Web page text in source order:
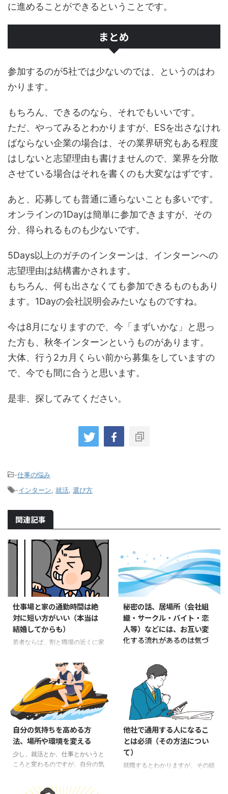
に進めることができるということです。
まとめ
参加するのが5社では少ないのでは、というのはわ
かります。
もちろん、できるのなら、それでもいいです。
ただ、やってみるとわかりますが、ESを出さなけれ
ばならない企業の場合は、その業界研究もある程度
はしないと志望理由も書けませんので、業界を分散
させている場合はそれを書くのも大変なはずです。
あと、応募しても普通に通らないことも多いです。
オンラインの1Dayは簡単に参加できますが、その
分、得られるものも少ないです。
5Days以上のガチのインターンは、インターンへの
志望理由は結構書かされます。
もちろん、何も出さなくても参加できるものもあり
ます。1Dayの会社説明会みたいなものですね。
今は8月になりますので、今「まずいかな」と思っ
た方も、秋冬インターンというものがあります。
大体、行う2カ月くらい前から募集をしていますの
で、今でも間に合うと思います。
是非、探してみてください。
-仕事の悩み
-インターン 就活 選び方
関連記事
仕事場と家の通勤時間は絶
対に短い方がいい（本当は
結婚してからも）
若者ならば、割と職場の近くに家
が、念のため、大事だと思うので
お伝えします。結婚したりすると
いろいろと、相手の実家のそばに
住む必要があるなどで、そうはい
かない場合もあるかもしれませ
ん。それでも、なんとか、通勤時
いいです。 通勤時間が長くて、
満員列車で喜ぶのは鉄道会社だけ
です。（少ない人件費で運賃を多
く支払ってもらえるから） 難し
時点でそれを考えるのです。（自
秘密の話、居場所（会社組
織・サークル・バイト・恋
人等）などには、お互い変
化する流れがあるのは気づ
不思議な話をします。 皆さんも
実感があるかどうかわかりません
が、なんらかの組織（会社、サー
クル、バイト、恋人など）から離
れるときには流れがあります。
例えば、なんらかの番組等でも、
問題発言してしまう人、います
ね。インターネット上でもいいの
ですが。大体、見ているとわかる
のですが「この人は、この分野で
はもう潮時だな」というのがあり
自分の気持ちを高める方
法、場所や環境を変える
少し、就活とか、仕事とかいうと
ころと変わるのですが、自分の気
ます。 学生だったり、また仕事
他社で通用する人になるこ
とは必須（その方法につい
て）
就職するとわかりますが、その組